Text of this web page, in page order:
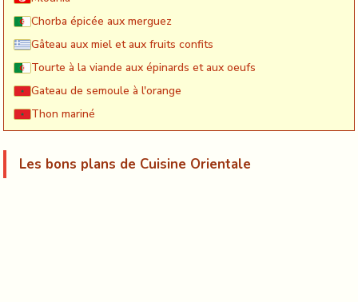
Chorba épicée aux merguez
Gâteau aux miel et aux fruits confits
Tourte à la viande aux épinards et aux oeufs
Gateau de semoule à l'orange
Thon mariné
Les bons plans de Cuisine Orientale